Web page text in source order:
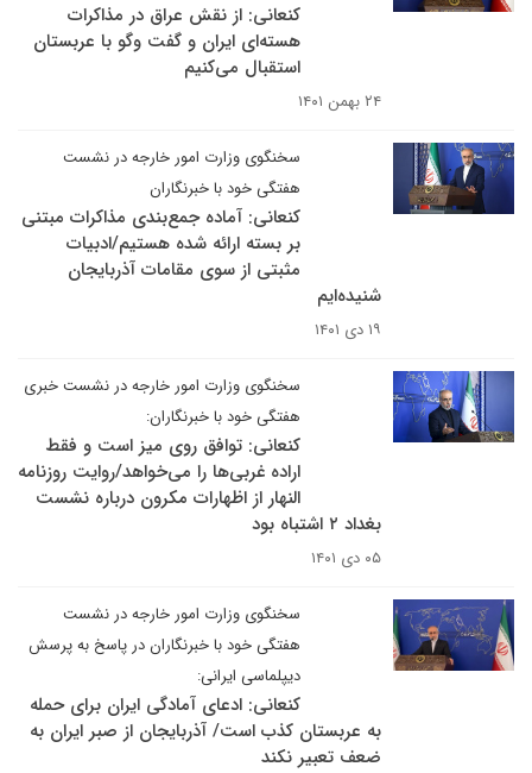
کنعانی: از نقش عراق در مذاکرات
هسته‌ای ایران و گفت وگو با عربستان
استقبال می‌کنیم
۲۴ بهمن ۱۴۰۱
سخنگوی وزارت امور خارجه در نشست
هفتگی خود با خبرنگاران
کنعانی: آماده جمع‌بندی مذاکرات مبتنی
بر بسته ارائه شده هستیم/ادبیات
مثبتی از سوی مقامات آذربایجان
شنیده‌ایم
۱۹ دی ۱۴۰۱
سخنگوی وزارت امور خارجه در نشست خبری
هفتگی خود با خبرنگاران:
کنعانی: توافق روی میز است و فقط
اراده غربی‌ها را می‌خواهد/روایت روزنامه
النهار از اظهارات مکرون درباره نشست
بغداد ۲ اشتباه بود
۰۵ دی ۱۴۰۱
سخنگوی وزارت امور خارجه در نشست
هفتگی خود با خبرنگاران در پاسخ به پرسش
دیپلماسی ایرانی:
کنعانی: ادعای آمادگی ایران برای حمله
به عربستان کذب است/ آذربایجان از صبر ایران به
ضعف تعبیر نکند